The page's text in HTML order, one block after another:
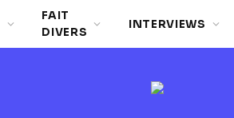
FAIT
DIVERS
INTERVIEWS